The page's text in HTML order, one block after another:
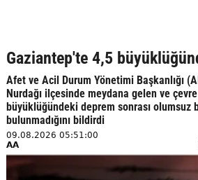
Gaziantep'te 4,5
Afet ve Acil Durum Yönetimi Başkanlığı
Nurdağı ilçesinde meydana gelen ve
büyüklüğündeki deprem sonrası olumsuz
bulunmadığını bildirdi
09.08.2026 05:51:00
AA